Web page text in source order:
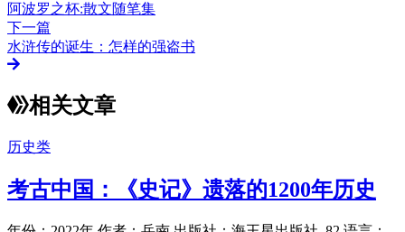
阿波罗之杯:散文随笔集
下一篇
水浒传的诞生：怎样的强盗书
相关文章
历史类
考古中国：《史记》遗落的1200年历史